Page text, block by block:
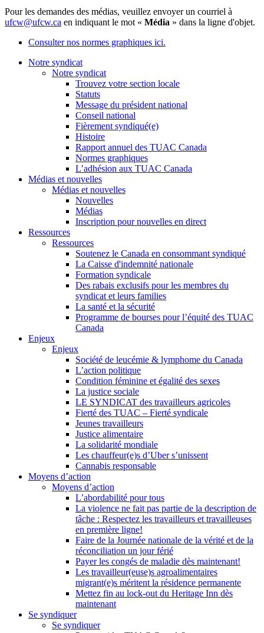
Pour les demandes des médias, veuillez envoyer un courriel à
ufcw@ufcw.ca en indiquant le mot « Média » dans la ligne d'objet.
Consulter nos normes graphiques ici.
Notre syndicat
Notre syndicat
Trouvez votre section locale
Statuts
Message du président national
Conseil national
Fièrement syndiqué(e)
Histoire
Rapport annuel des TUAC Canada
Normes graphiques
L’adhésion aux TUAC Canada
Médias et nouvelles
Médias et nouvelles
Nouvelles
Médias
Inscription pour nouvelles en direct
Ressources
Ressources
Soutenez le Canada en consommant syndiqué
La Caisse d'indemnité nationale
Formation syndicale
Des rabais exclusifs pour les membres du
syndicat et leurs families
La santé et la sécurité
Programme de bourses pour l’équité des TUAC
Canada
Enjeux
Enjeux
Société de leucémie & lymphome du Canada
L’action politique
Condition féminine et égalité des sexes
La justice sociale
LE SYNDICAT des travailleurs agricoles
Fierté des TUAC – Fierté syndicale
Jeunes travailleurs
Justice alimentaire
La solidarité mondiale
Les chauffeur(e)s d’Uber s’unissent
Cannabis responsable
Moyens d’action
Moyens d’action
L’abordabilité pour tous
La violence ne fait pas partie de la description de
tâche : Respectez les travailleurs et travailleuses
en première ligne!
Faire de la Journée nationale de la vérité et de la
réconciliation un jour férié
Payer les congés de maladie dès maintenant!
Les travailleur(euse)s agroalimentaires
migrant(e)s méritent la résidence permanente
Mettez fin au lock-out du Heritage Inn dès
maintenant
Se syndiquer
Se syndiquer